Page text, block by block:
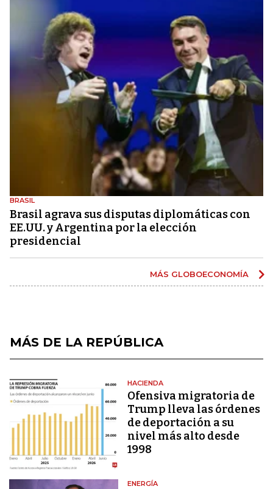
BRASIL
Brasil agrava sus disputas diplomáticas con
EE.UU. y Argentina por la elección
presidencial
MÁS GLOBOECONOMÍA
MÁS DE LA REPÚBLICA
HACIENDA
Ofensiva migratoria de
Trump lleva las órdenes
de deportación a su
nivel más alto desde
1998
ENERGÍA